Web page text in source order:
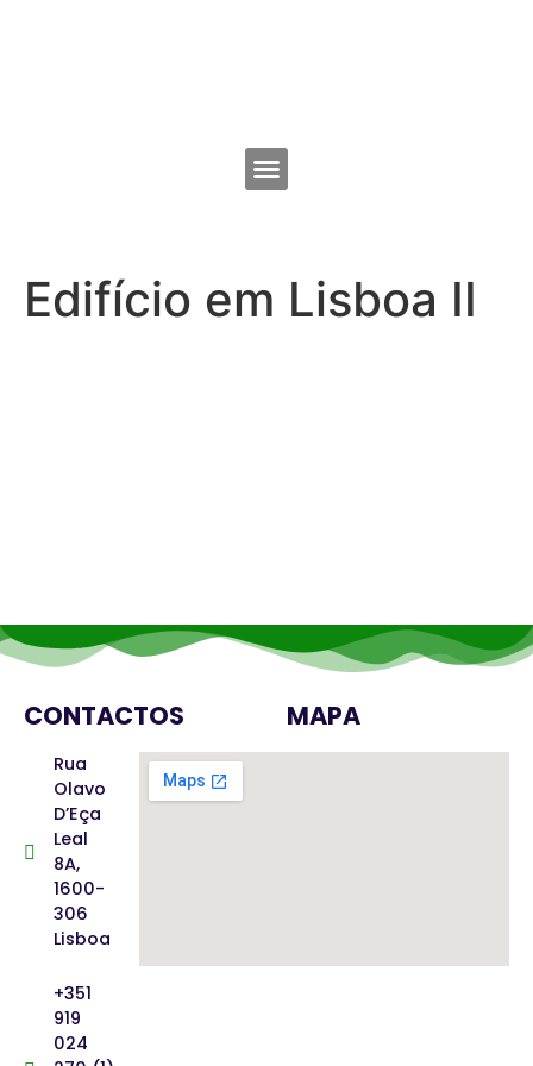
Edifício em Lisboa II
CONTACTOS
Rua
Olavo
D’Eça
Leal
8A,
1600-
306
Lisboa
+351
919
024
MAPA